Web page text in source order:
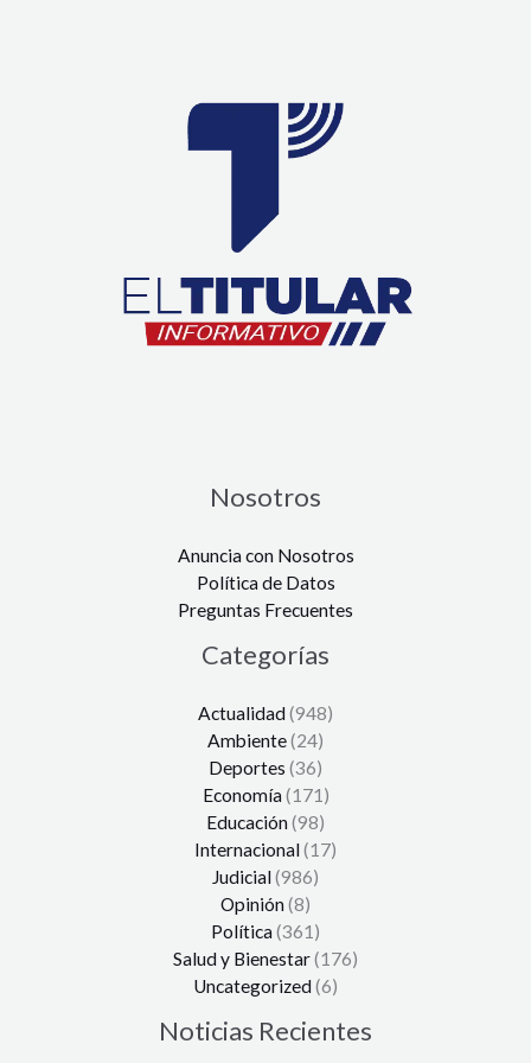
Nosotros
Anuncia con Nosotros
Política de Datos
Preguntas Frecuentes
Categorías
Actualidad(948)
Ambiente(24)
Deportes (36)
Economía(171)
Educación(98)
Internacional(17)
Judicial(986)
Opinión(8)
Política(361)
Salud y Bienestar(176)
Uncategorized(6)
Noticias Recientes